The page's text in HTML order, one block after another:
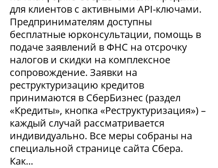
для клиентов с активными API-ключами.
Предпринимателям доступны
бесплатные юрконсультации, помощь в
подаче заявлений в ФНС на отсрочку
налогов и скидки на комплексное
сопровождение. Заявки на
реструктуризацию кредитов
принимаются в СберБизнес (раздел
«Кредиты», кнопка «Реструктуризация») –
каждый случай рассматривается
индивидуально. Все меры собраны на
специальной странице сайта Сбера.
Как...